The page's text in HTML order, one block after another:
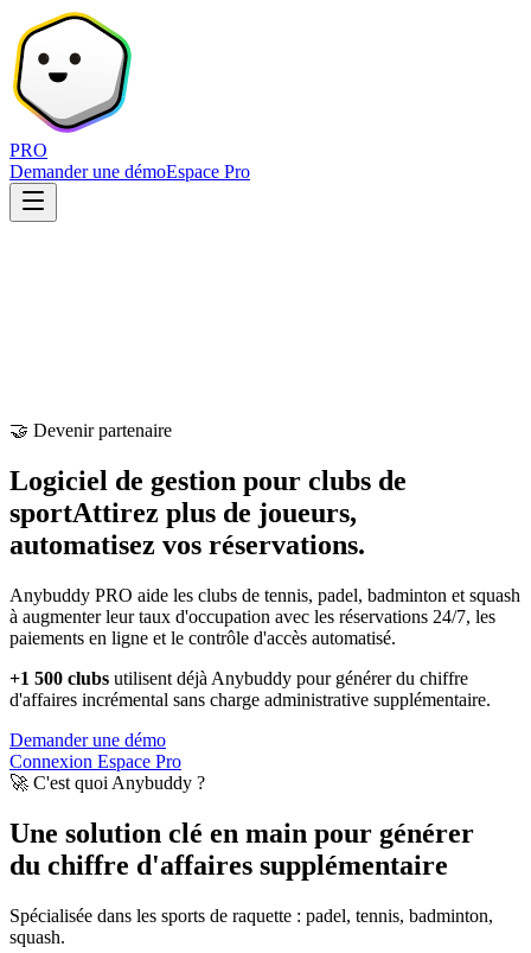
PRO
Demander une démoEspace Pro
🤝 Devenir partenaire
Logiciel de gestion pour clubs de
sportAttirez plus de joueurs,
automatisez vos réservations.
Anybuddy PRO aide les clubs de tennis, padel, badminton et squash
à augmenter leur taux d'occupation avec les réservations 24/7, les
paiements en ligne et le contrôle d'accès automatisé.
+1 500 clubs utilisent déjà Anybuddy pour générer du chiffre
d'affaires incrémental sans charge administrative supplémentaire.
Demander une démo
Connexion Espace Pro
🚀 C'est quoi Anybuddy ?
Une solution clé en main pour générer
du chiffre d'affaires supplémentaire
Spécialisée dans les sports de raquette : padel, tennis, badminton,
squash.